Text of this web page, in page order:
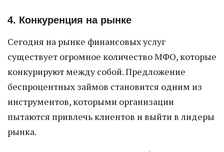
4. Конкуренция на рынке
Сегодня на рынке финансовых услуг
существует огромное количество МФО, которые
конкурируют между собой. Предложение
беспроцентных займов становится одним из
инструментов, которыми организации
пытаются привлечь клиентов и выйти в лидеры
рынка.